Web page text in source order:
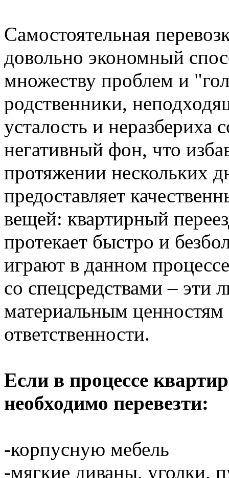
Самостоятельная
довольно экономный
множеству проблем и
родственники,
усталость и неразбериха
негативный фон, что
протяжении нескольких
предоставляет
вещей: квартирный
протекает быстро и
играют в данном
со спецсредствами – эти
материальным
ответственности.
Если в процессе
необходимо перевезти:
-корпусную мебель
-мягкие диваны, уголки,